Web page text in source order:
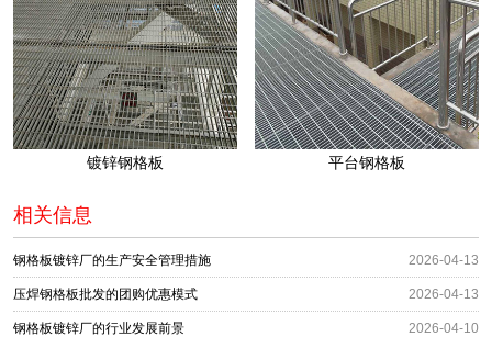
镀锌钢格板 平台钢格板
相关信息
钢格板镀锌厂的生产安全管理措施 2026-04-13
压焊钢格板批发的团购优惠模式 2026-04-13
钢格板镀锌厂的行业发展前景 2026-04-10